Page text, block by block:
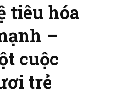
tiêu hóa
–
cuộc
trẻ